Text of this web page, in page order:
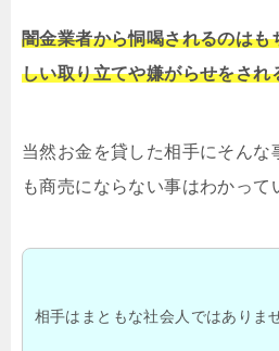
闇金業者から恫喝されるのはも
しい取り立てや嫌がらせをされ
当然お金を貸した相手にそんな
も商売にならない事はわかって
相手はまともな社会人ではありま